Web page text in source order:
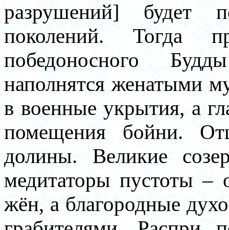
разрушений] будет
поколений. Тогда
победоносного
наполнятся женатыми
в военные укрытия, а
помещения бойни.
долины. Великие
медитаторы пустоты –
жён, а благородные